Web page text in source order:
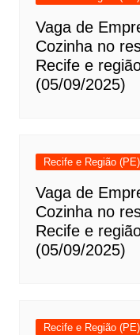
Vaga de
Cozinha no
Recife e
(05/09/2025)
Recife e Região (PE)
Vaga de
Cozinha no
Recife e
(05/09/2025)
Recife e Região (PE)